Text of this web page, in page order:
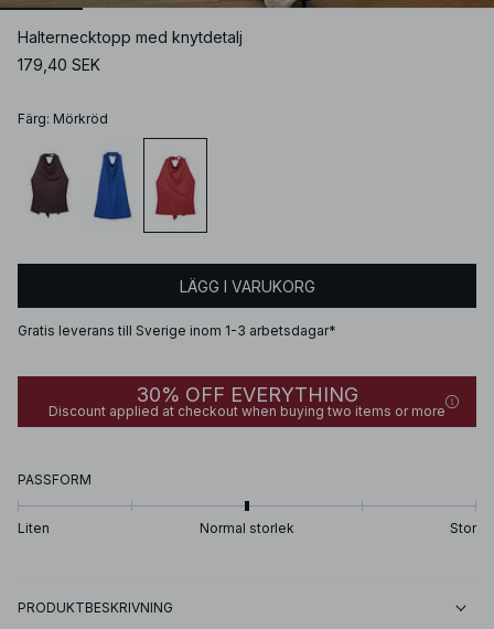
Halternecktopp med knytdetalj
179,40 SEK
Färg: Mörkröd
LÄGG I VARUKORG
Gratis leverans till Sverige inom 1-3 arbetsdagar*
30% OFF EVERYTHING
Discount applied at checkout when buying two items or more
PASSFORM
Liten Normal storlek Stor
PRODUKTBESKRIVNING